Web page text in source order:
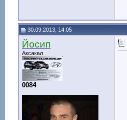
30.09.2013, 14:05
Йосип
Аксакал
0084